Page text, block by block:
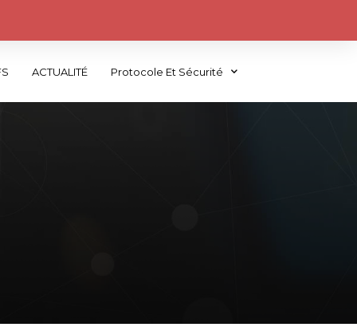
ACTUALITÉ Protocole Et Sécurité